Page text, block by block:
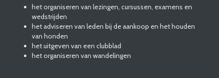
het organiseren van lezingen, cursussen, examens en
wedstrijden
het adviseren van leden bij de aankoop en het houden
van honden
het uitgeven van een clubblad
het organiseren van wandelingen